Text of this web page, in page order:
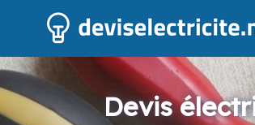
Devis